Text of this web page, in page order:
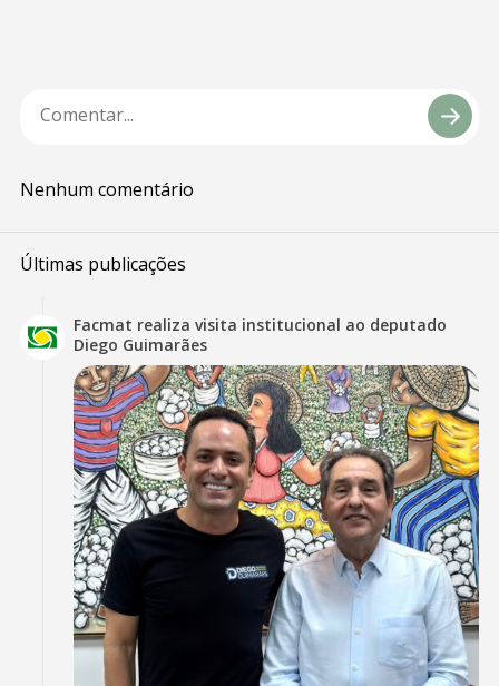
Nenhum comentário
Últimas publicações
Facmat realiza visita institucional ao deputado
Diego Guimarães